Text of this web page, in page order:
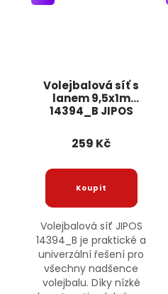
Volejbalová síť s
lanem 9,5x1m
14394_B JIPOS
259 Kč
Volejbalová síť JIPOS
14394_B je praktické a
univerzální řešení pro
všechny nadšence
volejbalu. Díky nízké